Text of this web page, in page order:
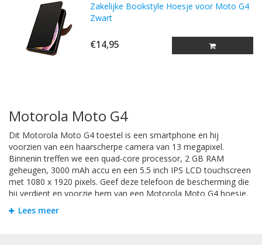
Zakelijke Bookstyle Hoesje voor Moto G4
Zwart
€14,95
Motorola Moto G4
Dit Motorola Moto G4 toestel is een smartphone en hij
voorzien van een haarscherpe camera van 13 megapixel.
Binnenin treffen we een quad-core processor, 2 GB RAM
geheugen, 3000 mAh accu en een 5.5 inch IPS LCD touchscreen
met 1080 x 1920 pixels. Geef deze telefoon de bescherming die
hij verdient en voorzie hem van een Motorola Moto G4 hoesje.
Zodat u zorgeloos met uw telefoon apparaat kunt gebruiken.
Lees meer